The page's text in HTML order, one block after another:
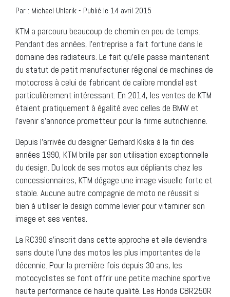
Par : Michael Uhlarik- Publié le 14 avril 2015
KTM a parcouru beaucoup de chemin en peu de temps.
Pendant des années, l’entreprise a fait fortune dans le
domaine des radiateurs. Le fait qu’elle passe maintenant
du statut de petit manufacturier régional de machines de
motocross à celui de fabricant de calibre mondial est
particulièrement intéressant. En 2014, les ventes de KTM
étaient pratiquement à égalité avec celles de BMW et
l’avenir s’annonce prometteur pour la firme autrichienne.
Depuis l’arrivée du designer Gerhard Kiska à la fin des
années 1990, KTM brille par son utilisation exceptionnelle
du design. Du look de ses motos aux dépliants chez les
concessionnaires, KTM dégage une image visuelle forte et
stable. Aucune autre compagnie de moto ne réussit si
bien à utiliser le design comme levier pour vitaminer son
image et ses ventes.
La RC390 s’inscrit dans cette approche et elle deviendra
sans doute l’une des motos les plus importantes de la
décennie. Pour la première fois depuis 30 ans, les
motocyclistes se font offrir une petite machine sportive
haute performance de haute qualité. Les Honda CBR250R